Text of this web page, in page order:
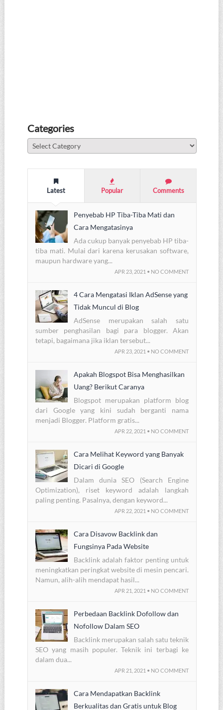
Categories
Categories
Latest Popular Comments
Penyebab HP Tiba-Tiba Mati dan
Cara Mengatasinya
Ada cukup banyak penyebab HP tiba-
tiba mati. Mulai dari karena kerusakan software,
maupun hardware yang...
APR 23, 2021 • NO COMMENT
4 Cara Mengatasi Iklan AdSense yang
Tidak Muncul di Blog
AdSense merupakan salah satu
sumber penghasilan bagi para blogger. Akan
tetapi, bagaimana jika iklan tersebut...
APR 23, 2021 • NO COMMENT
Apakah Blogspot Bisa Menghasilkan
Uang? Berikut Caranya
Blogspot merupakan platform blog
dari Google yang kini sudah berganti nama
menjadi Blogger. Platform gratis...
APR 22, 2021 • NO COMMENT
Cara Melihat Keyword yang Banyak
Dicari di Google
Dalam dunia SEO (Search Engine
Optimization), riset keyword adalah langkah
paling penting. Pasalnya, dengan keyword...
APR 22, 2021 • NO COMMENT
Cara Disavow Backlink dan
Fungsinya Pada Website
Backlink adalah faktor penting untuk
meningkatkan peringkat website di mesin pencari.
Namun, alih-alih mendapat hasil...
APR 21, 2021 • NO COMMENT
Perbedaan Backlink Dofollow dan
Nofollow Dalam SEO
Backlink merupakan salah satu teknik
SEO yang masih populer. Teknik ini terbagi ke
dalam dua...
APR 21, 2021 • NO COMMENT
Cara Mendapatkan Backlink
Berkualitas dan Gratis untuk Blog